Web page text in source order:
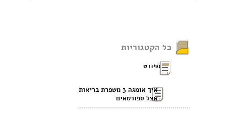
כל הקטגוריות
ספורט
איך אומגה 3 משפרת בריאות
אצל ספורטאים